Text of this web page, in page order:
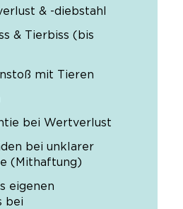
& -diebstahl
& Tierbiss (bis
mit Tieren
bei Wertverlust
bei unklarer
(Mithaftung)
eigenen
bei